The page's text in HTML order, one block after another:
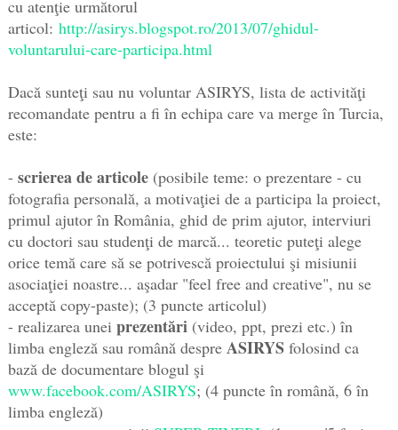
cu atenţie următorul
articol: http://asirys.blogspot.ro/2013/07/ghidul-
voluntarului-care-participa.html
Dacă sunteţi sau nu voluntar ASIRYS, lista de activităţi
recomandate pentru a fi în echipa care va merge în Turcia,
este:
- scrierea de articole(posibile teme: o prezentare - cu
fotografia personală, a motivaţiei de a participa la proiect,
primul ajutor în România, ghid de prim ajutor, interviuri
cu doctori sau studenţi de marcă... teoretic puteţi alege
orice temă care să se potrivescă proiectului şi misiunii
asociaţiei noastre... aşadar "feel free and creative", nu se
acceptă copy-paste); (3 puncte articolul)
- realizarea unei prezentări (video, ppt, prezi etc.) în
limba engleză sau română despre ASIRYSfolosind ca
bază de documentare blogul şi
www.facebook.com/ASIRYS; (4 puncte în română, 6 în
limba engleză)